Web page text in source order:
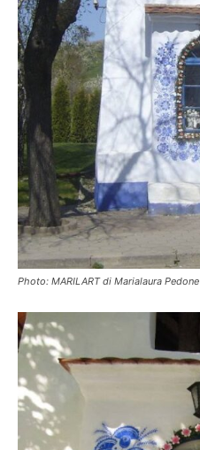
Photo: MARILART di Marialaura Pedone